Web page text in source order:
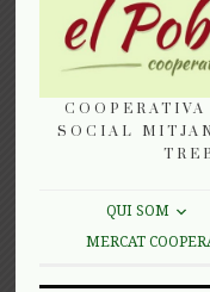
SOCIAL
QUI SOM
MERCAT